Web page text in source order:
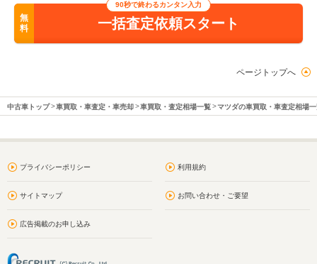
無
料
90秒で終わるカンタン入力
一括査定依頼スタート
ページトップへ
中古車トップ 車買取・車査定・車売却 車買取・査定相場一覧 マツダの車買取・車査定相場
プライバシーポリシー 利用規約
サイトマップ お問い合わせ・ご要望
広告掲載のお申し込み